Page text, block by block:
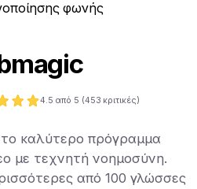
φωνής
4.5 από 5 (453 κριτικές)
το καλύτερο πρόγραμμα
με τεχνητή νοημοσύνη.
από 100 γλώσσες